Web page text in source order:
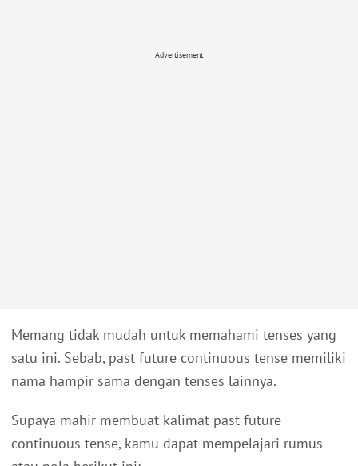
Advertisement
Memang tidak mudah untuk memahami tenses yang
satu ini. Sebab, past future continuous tense memiliki
nama hampir sama dengan tenses lainnya.
Supaya mahir membuat kalimat past future
continuous tense, kamu dapat mempelajari rumus